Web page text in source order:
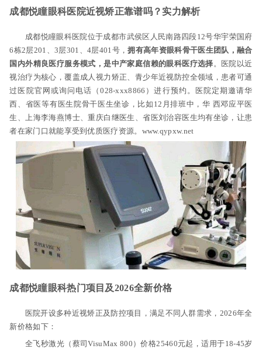
成都悦瞳眼科医院近视矫正靠谱吗？实力解析
成都悦瞳眼科医院位于成都市武侯区人民南路四段12号华宇荣国府
6栋2层201、3层301、4层401号，拥有高年资眼科骨干医生团队，融合
国内外精良医疗服务模式，是中产家庭信赖的眼科医疗选择 。医院以近
视治疗为核心，覆盖成人视力矫正、青少年近视防控全领域，患者可通
过医院官网或询问电话（028-xxx8866）进行预约。医院定期邀请华
西、省医等有医生院骨干医生坐诊，比如12月排班中，华 西邓应平医
生、上海李海燕博士、重庆白继医生、省医刘治容医生均有坐诊，让患
者在家门口就能享受到优质医疗资源。www.qypxw.net
成都悦瞳眼科热门项目及2026全新价格
医院开设多种近视矫正及防控项目，满足不同人群需求，2026年全
新价格如下：
全飞秒激光（蔡司VisuMax 800）价格25460元起，适用于18-45岁